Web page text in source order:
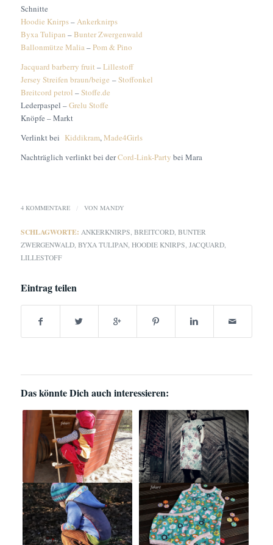
Schnitte
Hoodie Knirps–Ankerknirps
Byxa Tulipan –Bunter Zwergenwald
Ballonmütze Malia–Pom & Pino
Jacquard barberry fruit –Lillestoff
Jersey Streifen braun/beige –Stoffonkel
Breitcord petrol –Stoffe.de
Lederpaspel –Grelu Stoffe
Knöpfe – Markt
Verlinkt bei Kiddikram,Made4Girls
Nachträglich verlinkt bei derCord-Link-Party bei Mara
4 KOMMENTARE / VON MANDY
SCHLAGWORTE: ANKERKNIRPS BREITCORD, BUNTER
ZWERGENWALD, BYXA TULIPAN, HOODIE KNIRPS JACQUARD,
LILLESTOFF
Eintrag teilen
Das könnte Dich auch interessieren: